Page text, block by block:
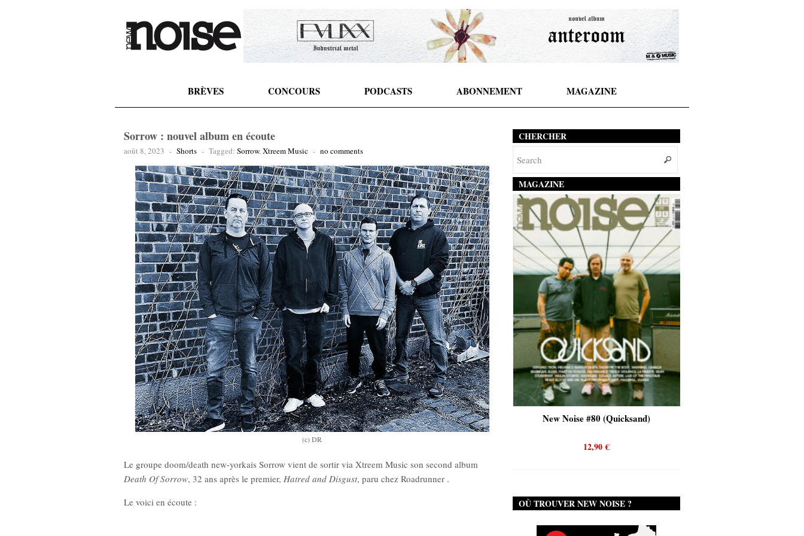
BRÈVES CONCOURS PODCASTS ABONNEMENT MAGAZINE
Sorrow : nouvel album en écoute
août 8, 2023 - Shorts - Tagged: Sorrow,Xtreem Music - no comments
(c) DR
Le groupe doom/death new-yorkais Sorrow vient de sortir via Xtreem Music son second album
Death Of Sorrow, 32 ans après le premier, Hatred and Disgust, paru chez Roadrunner .
Le voici en écoute :
CHERCHER
MAGAZINE
New Noise #79 (Neurosis) New Noise #80 (Genghis Tron) New Noise #80 (Quicksand)
12,90€
OÙ TROUVER NEW NOISE ?